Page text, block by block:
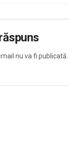
nu va fi publicată.